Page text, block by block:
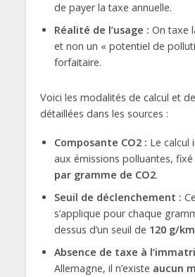
de payer la taxe annuelle.
Réalité de l’usage : On taxe
et non un « potentiel de
forfaitaire.
Voici les modalités de calcul et
détaillées dans les sources :
Composante CO2 : Le calcul
aux émissions polluantes, fixé
par gramme de CO2.
Seuil de déclenchement :
s’applique pour chaque
dessus d’un seuil de 120 g/
Absence de taxe à
Allemagne, il n’existe aucun